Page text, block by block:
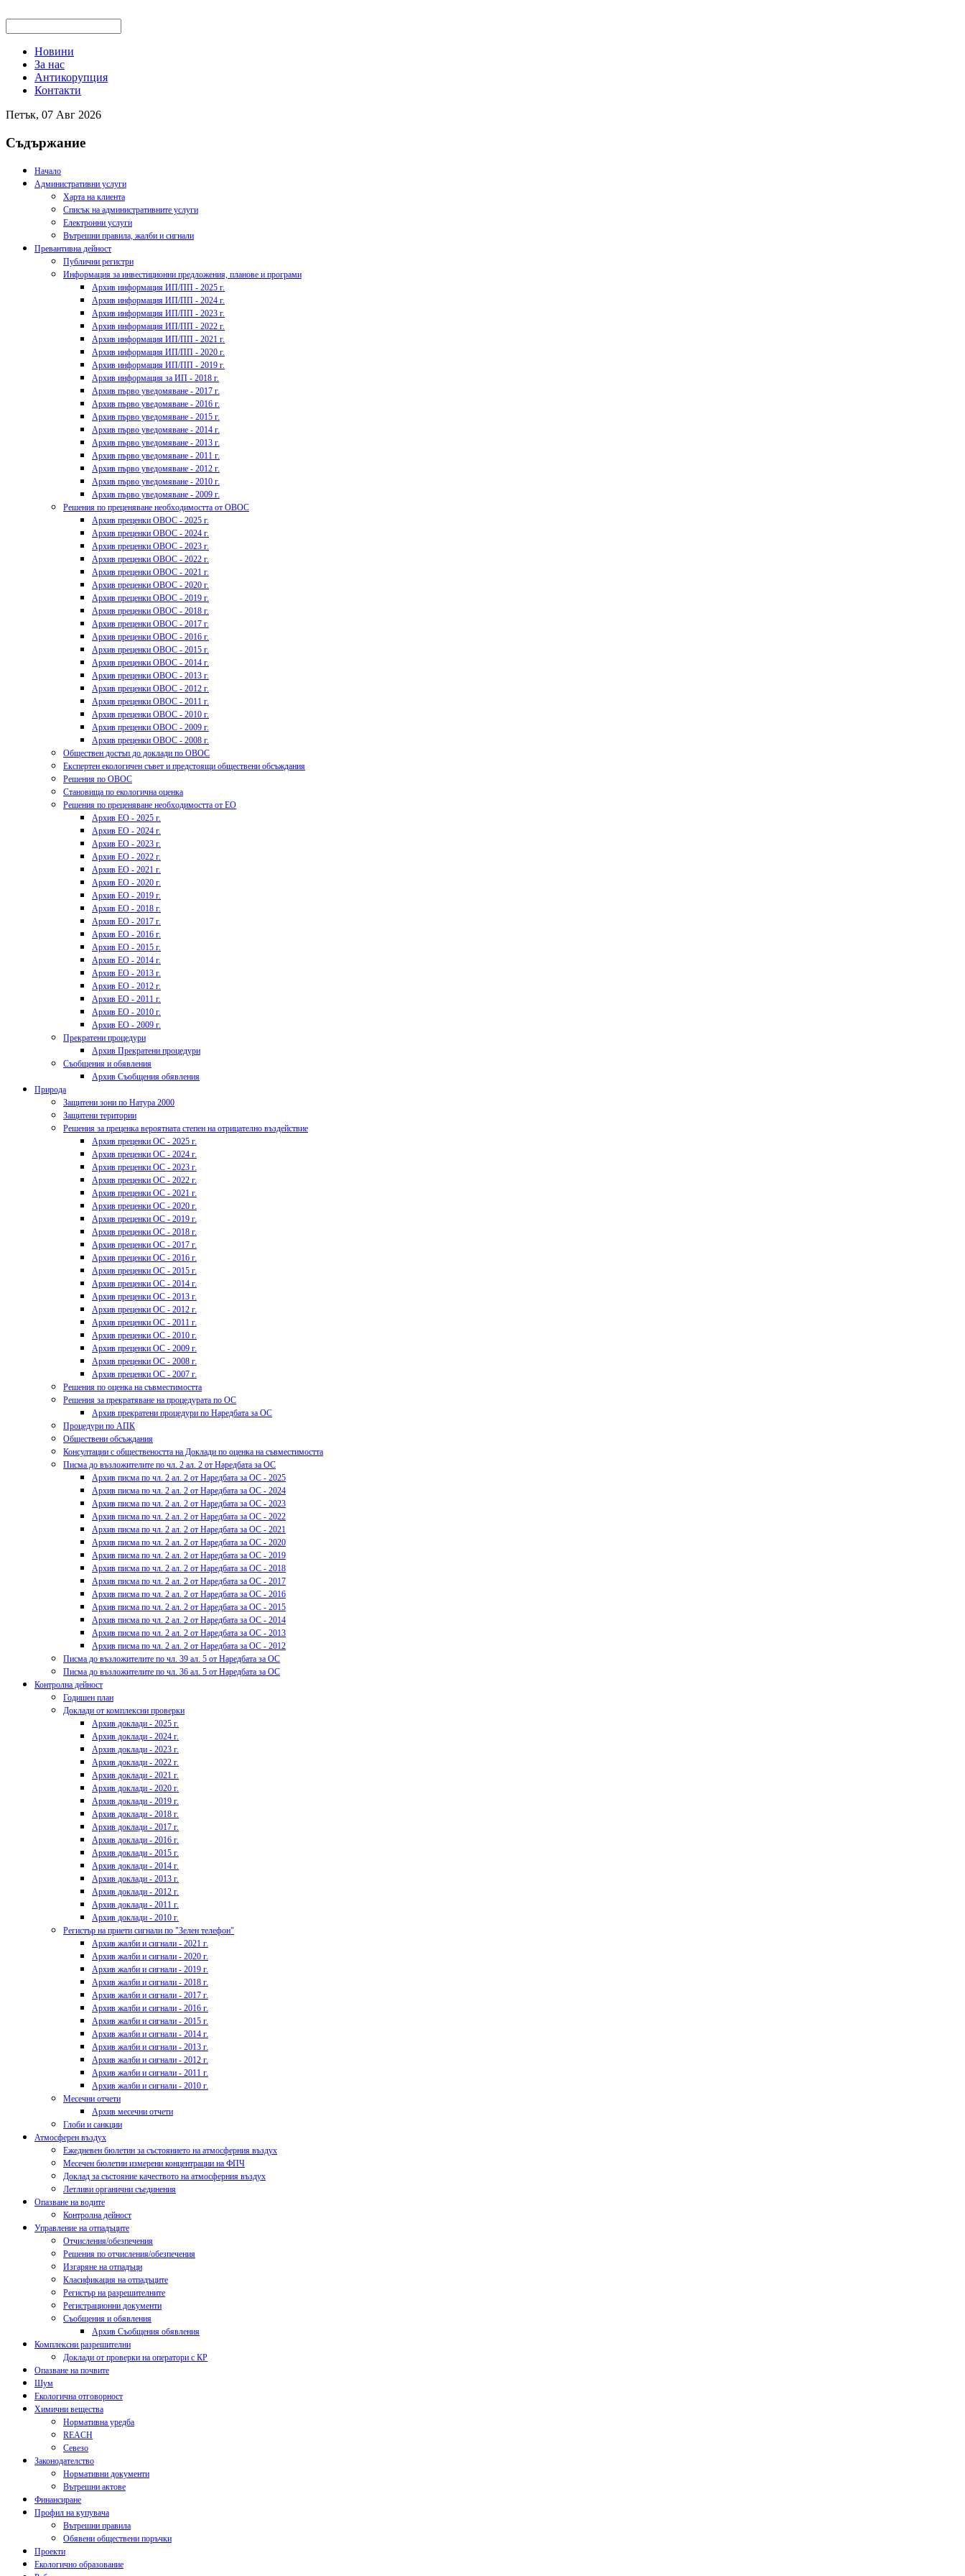
Новини
За нас
Антикорупция
Контакти
Петък, 07 Авг 2026
Съдържание
Начало
Административни услуги
Харта на клиента
Списък на административните услуги
Електронни услуги
Вътрешни правила, жалби и сигнали
Превантивна дейност
Публични регистри
Информация за инвестиционни предложения, планове и програми
Архив информация ИП/ПП - 2025 г.
Архив информация ИП/ПП - 2024 г.
Архив информация ИП/ПП - 2023 г.
Архив информация ИП/ПП - 2022 г.
Архив информация ИП/ПП - 2021 г.
Архив информация ИП/ПП - 2020 г.
Архив информация ИП/ПП - 2019 г.
Архив информация за ИП - 2018 г.
Архив първо уведомяване - 2017 г.
Архив първо уведомяване - 2016 г.
Архив първо уведомяване - 2015 г.
Архив първо уведомяване - 2014 г.
Архив първо уведомяване - 2013 г.
Архив първо уведомяване - 2011 г.
Архив първо уведомяване - 2012 г.
Архив първо уведомяване - 2010 г.
Архив първо уведомяване - 2009 г.
Решения по преценяване необходимостта от ОВОС
Архив преценки ОВОС - 2025 г.
Архив преценки ОВОС - 2024 г.
Архив преценки ОВОС - 2023 г.
Архив преценки ОВОС - 2022 г.
Архив преценки ОВОС - 2021 г.
Архив преценки ОВОС - 2020 г.
Архив преценки ОВОС - 2019 г.
Архив преценки ОВОС - 2018 г.
Архив преценки ОВОС - 2017 г.
Архив преценки ОВОС - 2016 г.
Архив преценки ОВОС - 2015 г.
Архив преценки ОВОС - 2014 г.
Архив преценки ОВОС - 2013 г.
Архив преценки ОВОС - 2012 г.
Архив преценки ОВОС - 2011 г.
Архив преценки ОВОС - 2010 г.
Архив преценки ОВОС - 2009 г.
Архив преценки ОВОС - 2008 г.
Обществен достъп до доклади по ОВОС
Експертен екологичен съвет и предстоящи обществени обсъждания
Решения по ОВОС
Становища по екологична оценка
Решения по преценяване необходимостта от ЕО
Архив ЕО - 2025 г.
Архив ЕО - 2024 г.
Архив ЕО - 2023 г.
Архив ЕО - 2022 г.
Архив ЕО - 2021 г.
Архив ЕО - 2020 г.
Архив ЕО - 2019 г.
Архив ЕО - 2018 г.
Архив ЕО - 2017 г.
Архив ЕО - 2016 г.
Архив ЕО - 2015 г.
Архив ЕО - 2014 г.
Архив ЕО - 2013 г.
Архив ЕО - 2012 г.
Архив ЕО - 2011 г.
Архив ЕО - 2010 г.
Архив ЕО - 2009 г.
Прекратени процедури
Архив Прекратени процедури
Съобщения и обявления
Архив Съобщения обявления
Природа
Защитени зони по Натура 2000
Защитени територии
Решения за преценка вероятната степен на отрицателно въздействие
Архив преценки ОС - 2025 г.
Архив преценки ОС - 2024 г.
Архив преценки ОС - 2023 г.
Архив преценки ОС - 2022 г.
Архив преценки ОС - 2021 г.
Архив преценки ОС - 2020 г.
Архив преценки ОС - 2019 г.
Архив преценки ОС - 2018 г.
Архив преценки ОС - 2017 г.
Архив преценки ОС - 2016 г.
Архив преценки ОС - 2015 г.
Архив преценки ОС - 2014 г.
Архив преценки ОС - 2013 г.
Архив преценки ОС - 2012 г.
Архив преценки ОС - 2011 г.
Архив преценки ОС - 2010 г.
Архив преценки ОС - 2009 г.
Архив преценки ОС - 2008 г.
Архив преценки ОС - 2007 г.
Решения по оценка на съвместимостта
Решения за прекратяване на процедурата по ОС
Архив прекратени процедури по Наредбата за ОС
Процедури по АПК
Обществени обсъждания
Консултации с обществеността на Доклади по оценка на съвместимостта
Писма до възложителите по чл. 2 ал. 2 от Наредбата за ОС
Архив писма по чл. 2 ал. 2 от Наредбата за ОС - 2025
Архив писма по чл. 2 ал. 2 от Наредбата за ОС - 2024
Архив писма по чл. 2 ал. 2 от Наредбата за ОС - 2023
Архив писма по чл. 2 ал. 2 от Наредбата за ОС - 2022
Архив писма по чл. 2 ал. 2 от Наредбата за ОС - 2021
Архив писма по чл. 2 ал. 2 от Наредбата за ОС - 2020
Архив писма по чл. 2 ал. 2 от Наредбата за ОС - 2019
Архив писма по чл. 2 ал. 2 от Наредбата за ОС - 2018
Архив писма по чл. 2 ал. 2 от Наредбата за ОС - 2017
Архив писма по чл. 2 ал. 2 от Наредбата за ОС - 2016
Архив писма по чл. 2 ал. 2 от Наредбата за ОС - 2015
Архив писма по чл. 2 ал. 2 от Наредбата за ОС - 2014
Архив писма по чл. 2 ал. 2 от Наредбата за ОС - 2013
Архив писма по чл. 2 ал. 2 от Наредбата за ОС - 2012
Писма до възложителите по чл. 39 ал. 5 от Наредбата за ОС
Писма до възложителите по чл. 36 ал. 5 от Наредбата за ОС
Контролна дейност
Годишен план
Доклади от комплексни проверки
Архив доклади - 2025 г.
Архив доклади - 2024 г.
Архив доклади - 2023 г.
Архив доклади - 2022 г.
Архив доклади - 2021 г.
Архив доклади - 2020 г.
Архив доклади - 2019 г.
Архив доклади - 2018 г.
Архив доклади - 2017 г.
Архив доклади - 2016 г.
Архив доклади - 2015 г.
Архив доклади - 2014 г.
Архив доклади - 2013 г.
Архив доклади - 2012 г.
Архив доклади - 2011 г.
Архив доклади - 2010 г.
Регистър на приети сигнали по "Зелен телефон"
Архив жалби и сигнали - 2021 г.
Архив жалби и сигнали - 2020 г.
Архив жалби и сигнали - 2019 г.
Архив жалби и сигнали - 2018 г.
Архив жалби и сигнали - 2017 г.
Архив жалби и сигнали - 2016 г.
Архив жалби и сигнали - 2015 г.
Архив жалби и сигнали - 2014 г.
Архив жалби и сигнали - 2013 г.
Архив жалби и сигнали - 2012 г.
Архив жалби и сигнали - 2011 г.
Архив жалби и сигнали - 2010 г.
Месечни отчети
Архив месечни отчети
Глоби и санкции
Атмосферен въздух
Ежедневен бюлетин за състоянието на атмосферния въздух
Месечен бюлетин измерени концентрации на ФПЧ
Доклад за състояние качеството на атмосферния въздух
Летливи органични съединения
Опазване на водите
Контролна дейност
Управление на отпадъците
Отчисления/обезпечения
Решения по отчисления/обезпечения
Изгаряне на отпадъци
Класификация на отпадъците
Регистър на разрешителните
Регистрационни документи
Съобщения и обявления
Архив Съобщения обявления
Комплексни разрешителни
Доклади от проверки на оператори с КР
Опазване на почвите
Шум
Екологична отговорност
Химични вещества
Нормативна уредба
REACH
Севезо
Законодателство
Нормативни документи
Вътрешни актове
Финансиране
Профил на купувача
Вътрешни правила
Обявени обществени поръчки
Проекти
Екологично образование